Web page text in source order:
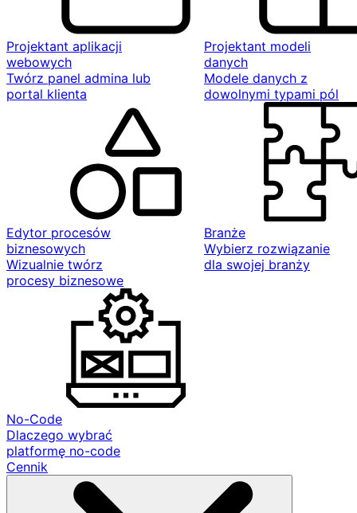
Projektant aplikacji
webowych
Twórz panel admina lub
portal klienta
Projektant modeli
danych
Modele danych z
dowolnymi typami pól
Edytor procesów
biznesowych
Wizualnie twórz
procesy biznesowe
Branże
Wybierz rozwiązanie
dla swojej branży
No-Code
Dlaczego wybrać
platformę no-code
Cennik